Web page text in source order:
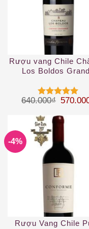
Rượu vang Chile
Los Boldos
Sauvignon
Được xếp
sao
640.000₫ Giá
-4%
Rượu Vang Chile